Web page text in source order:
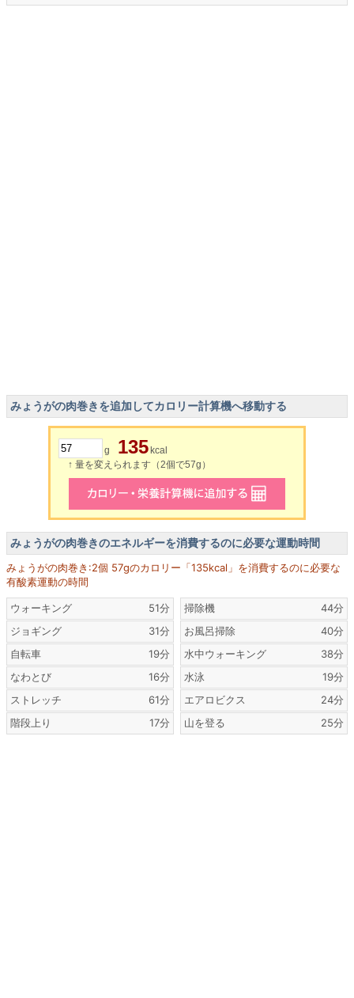
みょうがの肉巻きを追加してカロリー計算機へ移動する
g 135 kcal
↑ 量を変えられます（2個で57g）
みょうがの肉巻きのエネルギーを消費するのに必要な運動時間
みょうがの肉巻き:2個 57gのカロリー「135kcal」を消費するのに必要な
有酸素運動の時間
ウォーキング
51分
ジョギング
31分
自転車
19分
なわとび
16分
ストレッチ
61分
階段上り
17分
掃除機
44分
お風呂掃除
40分
水中ウォーキング
38分
水泳
19分
エアロビクス
24分
山を登る
25分